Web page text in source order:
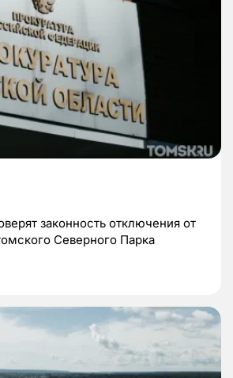
законность отключения от
Северного Парка